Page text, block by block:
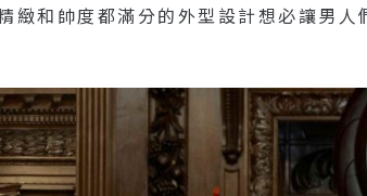
和帥度都滿分的外型設計想必讓男人